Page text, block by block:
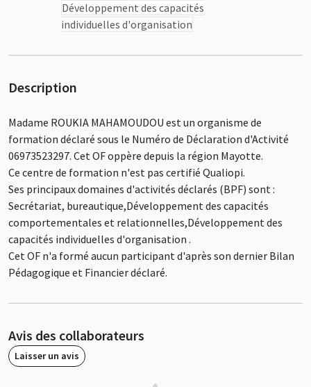
Développement des capacités
individuelles d'organisation
Description
Madame ROUKIA MAHAMOUDOU est un organisme de
formation déclaré sous le Numéro de Déclaration d'Activité
06973523297. Cet OF oppère depuis la région Mayotte.
Ce centre de formation n'est pas certifié Qualiopi.
Ses principaux domaines d'activités déclarés (BPF) sont :
Secrétariat, bureautique,Développement des capacités
comportementales et relationnelles,Développement des
capacités individuelles d'organisation .
Cet OF n'a formé aucun participant d'après son dernier Bilan
Pédagogique et Financier déclaré.
Avis des collaborateurs
Laisser un avis